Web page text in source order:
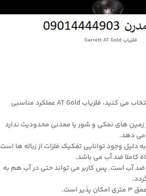
فلزیاب Garrett AT Gold
هر منطقه جستجو را که انتخاب می کنید، فلزیاب AT Gold عملکرد مناسبی
زمین های نمکی و شور یا معدنی محدودیت ندارد
می دهد.
دلیل وجود توانایی تفکیک فلزات از زباله ها است
کاملا ضد آب می باشد.
آب است. پس کاربر می تواند حتی در آب هم به
است.